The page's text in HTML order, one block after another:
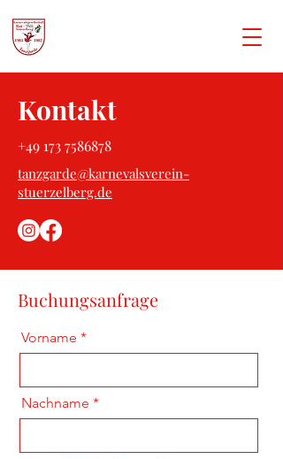
Kontakt
+49 173 7586878
tanzgarde@karnevalsverein-
stuerzelberg.de
Buchungsanfrage
Vorname
Nachname